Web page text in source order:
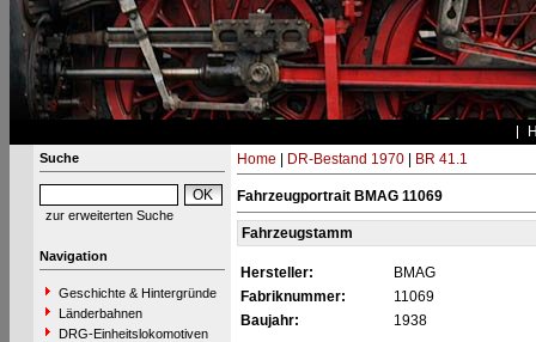
Suche
zur erweiterten Suche
Navigation
Geschichte & Hintergründe
Länderbahnen
DRG-Einheitslokomotiven
Home DR-Bestand 1970| BR 41.1
Fahrzeugportrait BMAG 11069
Fahrzeugstamm
Hersteller:
BMAG
Fabriknummer:
11069
Baujahr:
1938